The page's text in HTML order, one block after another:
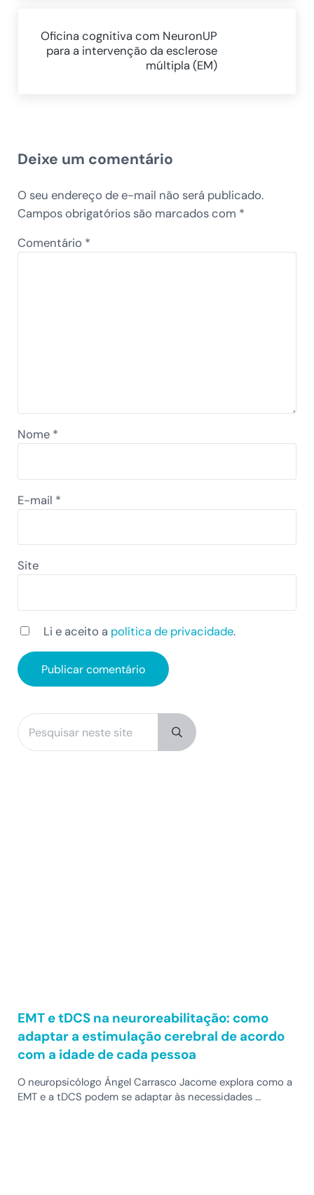
Oficina cognitiva com NeuronUP
para a intervenção da esclerose
múltipla (EM)
Deixe um comentário
O seu endereço de e-mail não será publicado.
Campos obrigatórios são marcados com *
Comentário *
Nome *
E-mail *
Site
Li e aceito a política de privacidade.
Sidebar
Pesquisar neste site
Submit search
EMT e tDCS na neuroreabilitação: como
adaptar a estimulação cerebral de acordo
com a idade de cada pessoa
O neuropsicólogo Ángel Carrasco Jacome explora como a
EMT e a tDCS podem se adaptar às necessidades …